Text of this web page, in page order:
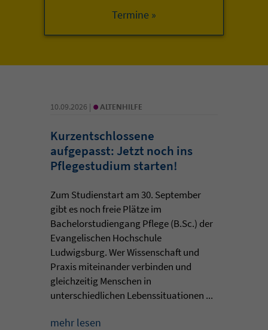
10.09.2026 | • ALTENHILFE
Kurzentschlossene
aufgepasst: Jetzt noch ins
Pflegestudium starten!
Zum Studienstart am 30. September
gibt es noch freie Plätze im
Bachelorstudiengang Pflege (B.Sc.) der
Evangelischen Hochschule
Ludwigsburg. Wer Wissenschaft und
Praxis miteinander verbinden und
gleichzeitig Menschen in
unterschiedlichen Lebenssituationen ...
mehr lesen